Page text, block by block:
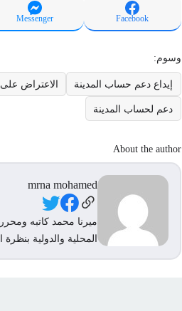
Facebook
Messenger
وسوم:
إيداع دعم حساب المدينة الاعتراض
دعم لحساب المدينة
About the author
mrna mohamed
Social Links
ميرنا محمد كاتبه
المحلية والدولية بنظرة